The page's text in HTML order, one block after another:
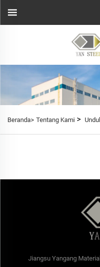
Beranda> Tentang Kami >
Jiangsu Yangang